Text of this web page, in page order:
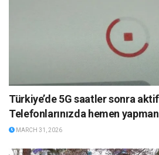
Türkiye’de 5G saatler sonra
Telefonlarınızda hemen
MARCH 31, 2026